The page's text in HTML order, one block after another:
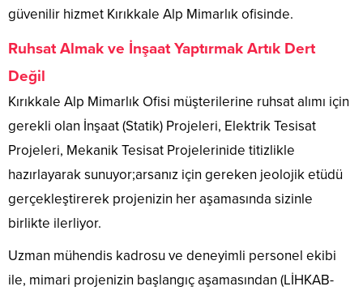
güvenilir hizmet Kırıkkale Alp Mimarlık ofisinde.
Ruhsat Almak ve İnşaat Yaptırmak Artık Dert
Değil
Kırıkkale Alp Mimarlık Ofisi müşterilerine ruhsat alımı için
gerekli olan İnşaat (Statik) Projeleri, Elektrik Tesisat
Projeleri, Mekanik Tesisat Projelerinide titizlikle
hazırlayarak sunuyor;arsanız için gereken jeolojik etüdü
gerçekleştirerek projenizin her aşamasında sizinle
birlikte ilerliyor.
Uzman mühendis kadrosu ve deneyimli personel ekibi
ile, mimari projenizin başlangıç aşamasından (LİHKAB-